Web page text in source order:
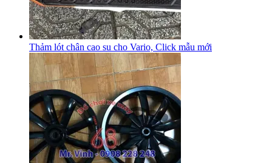
Thảm lót chân cao su cho Vario, Click mẫu mới